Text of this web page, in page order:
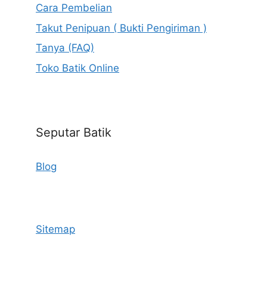
Cara Pembelian
Takut Penipuan ( Bukti Pengiriman )
Tanya (FAQ)
Toko Batik Online
Seputar Batik
Blog
Sitemap